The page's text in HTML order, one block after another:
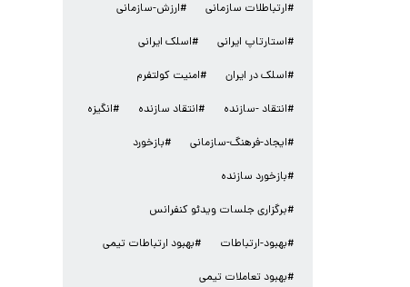
#ارتباطلات سازمانی #ارزش-سازمانی
#استارتاپ ایرانی #اسلک ایرانی
#اسلک در ایران #امنیت کولتفرم
#انتقاد -سازنده #انتقاد سازنده #انگیزه
#ایجاد-فرهنگ-سازمانی #بازخورد
#بازخورد سازنده
#برگزاری جلسات ویدئو کنفرانس
#بهبود-ارتباطات #بهبود ارتباطات تیمی
#بهبود تعاملات تیمی